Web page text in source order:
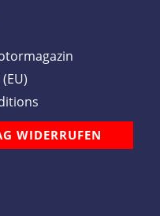
WIDERRUFEN